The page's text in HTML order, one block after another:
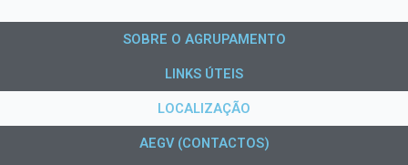
SOBRE O AGRUPAMENTO
LINKS ÚTEIS
LOCALIZAÇÃO
AEGV (CONTACTOS)